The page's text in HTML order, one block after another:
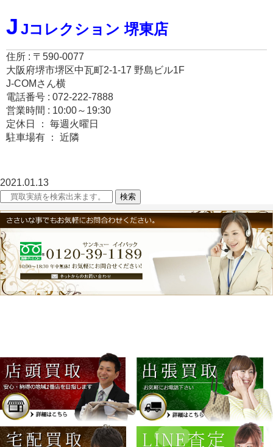
J Jコレクション 堺東店
住所 : 〒590-0077
大阪府堺市堺区中瓦町2-1-17 野島ビル1F
J-COMさん横
電話番号 : 072-222-7888
営業時間 : 10:00～19:30
定休日 ： 毎週火曜日
駐車場有 ： 近隣
2021.01.13